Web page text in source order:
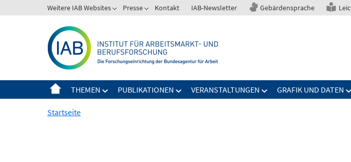
zum
Weitere IAB Websites Presse Kontakt IAB-Newsletter Gebärdensprache
THEMEN PUBLIKATIONEN VERANSTALTUNGEN GRAFIK UND DATEN
Startseite